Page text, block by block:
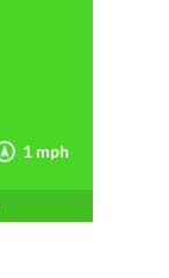
1 mph